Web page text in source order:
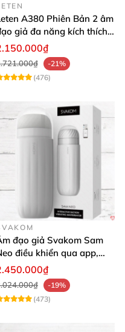
A380 Phiên Bản 2 âm
giả đa năng kích thích
mạnh
-21%
(476)
đạo giả Svakom Sam
điều khiển qua app,
tương tác, trải
nghiệm thực tế
-19%
(473)